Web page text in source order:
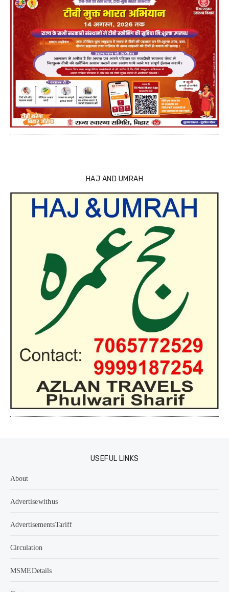
HAJ AND UMRAH
USEFUL LINKS
About
Advertise with us
Advertisements Tariff
Circulation
MSME Details